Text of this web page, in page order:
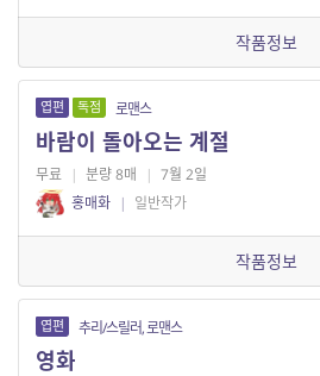
작품정보
엽편 독점 로맨스
바람이 돌아오는 계절
무료 | 분량 8매 | 7월 2일
홍매화 | 일반작가
작품정보
엽편 추리/스릴러, 로맨스
영화